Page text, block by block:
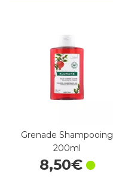
Grenade Shampooing
200ml
8,50€